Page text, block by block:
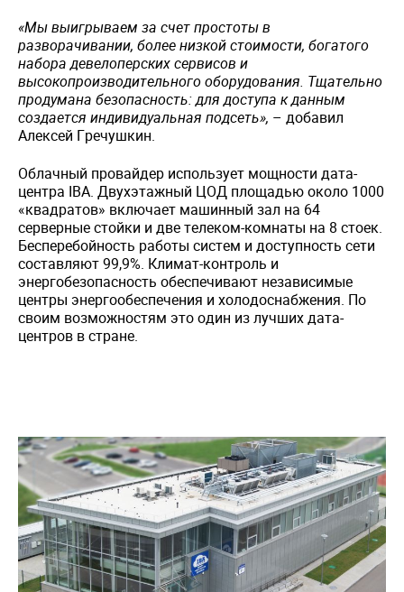
«Мы выигрываем за счет простоты в
разворачивании, более низкой стоимости, богатого
набора девелоперских сервисов и
высокопроизводительного оборудования. Тщательно
продумана безопасность: для доступа к данным
создается индивидуальная подсеть», – добавил
Алексей Гречушкин.
Облачный провайдер использует мощности дата-
центра IBA. Двухэтажный ЦОД площадью около 1000
«квадратов» включает машинный зал на 64
серверные стойки и две телеком-комнаты на 8 стоек.
Бесперебойность работы систем и доступность сети
составляют 99,9%. Климат-контроль и
энергобезопасность обеспечивают независимые
центры энергообеспечения и холодоснабжения. По
своим возможностям это один из лучших дата-
центров в стране.